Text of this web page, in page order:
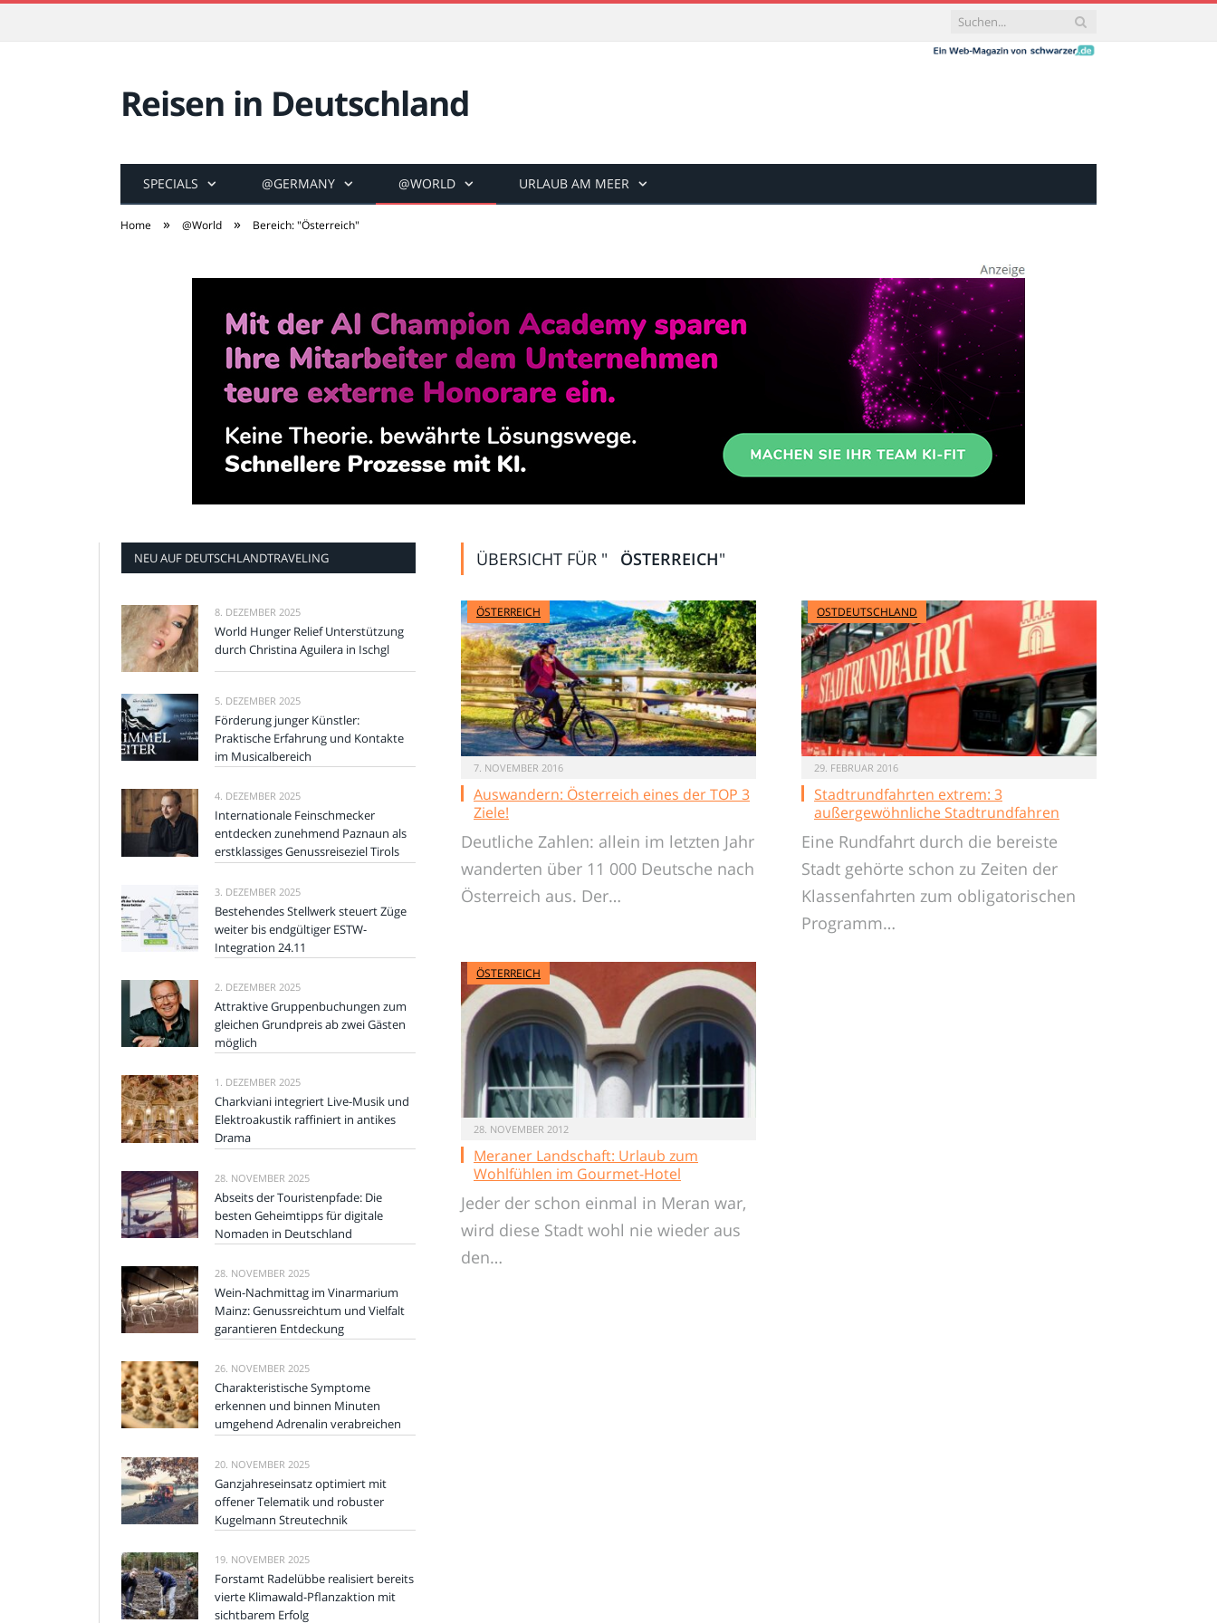
Reisen in Deutschland
SPECIALS @GERMANY @WORLD URLAUB AM MEER
Home » @World » Bereich: "Österreich"
ÜBERSICHT FÜR " ÖSTERREICH"
ÖSTERREICH
7. NOVEMBER 2016
Auswandern: Österreich eines der TOP 3
Ziele!
Deutliche Zahlen: allein im letzten Jahr
wanderten über 11 000 Deutsche nach
Österreich aus. Der…
OSTDEUTSCHLAND
29. FEBRUAR 2016
Stadtrundfahrten extrem: 3
außergewöhnliche Stadtrundfahren
Eine Rundfahrt durch die bereiste
Stadt gehörte schon zu Zeiten der
Klassenfahrten zum obligatorischen
Programm…
ÖSTERREICH
28. NOVEMBER 2012
Meraner Landschaft: Urlaub zum
Wohlfühlen im Gourmet-Hotel
Jeder der schon einmal in Meran war,
wird diese Stadt wohl nie wieder aus
den…
NEU AUF DEUTSCHLANDTRAVELING
8. DEZEMBER 2025
World Hunger Relief Unterstützung
durch Christina Aguilera in Ischgl
5. DEZEMBER 2025
Förderung junger Künstler:
Praktische Erfahrung und Kontakte
im Musicalbereich
4. DEZEMBER 2025
Internationale Feinschmecker
entdecken zunehmend Paznaun als
erstklassiges Genussreiseziel Tirols
3. DEZEMBER 2025
Bestehendes Stellwerk steuert Züge
weiter bis endgültiger ESTW-
Integration 24.11
2. DEZEMBER 2025
Attraktive Gruppenbuchungen zum
gleichen Grundpreis ab zwei Gästen
möglich
1. DEZEMBER 2025
Charkviani integriert Live-Musik und
Elektroakustik raffiniert in antikes
Drama
28. NOVEMBER 2025
Abseits der Touristenpfade: Die
besten Geheimtipps für digitale
Nomaden in Deutschland
28. NOVEMBER 2025
Wein-Nachmittag im Vinarmarium
Mainz: Genussreichtum und Vielfalt
garantieren Entdeckung
26. NOVEMBER 2025
Charakteristische Symptome
erkennen und binnen Minuten
umgehend Adrenalin verabreichen
20. NOVEMBER 2025
Ganzjahreseinsatz optimiert mit
offener Telematik und robuster
Kugelmann Streutechnik
19. NOVEMBER 2025
Forstamt Radelübbe realisiert bereits
vierte Klimawald-Pflanzaktion mit
sichtbarem Erfolg